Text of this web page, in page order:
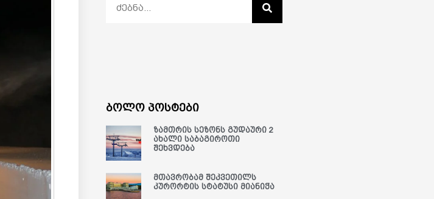
ბოლო პოსტები
ზამთრის სეზონს გუდაური 2
ახალი საბაგიროთი
შეხვდება
მთავრობამ შეკვეთილს
კურორტის სტატუსი მიანიჭა